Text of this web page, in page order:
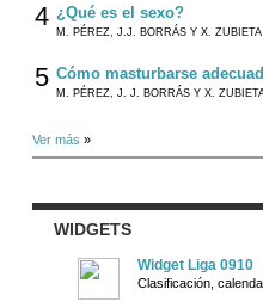
4 ¿Qué es el sexo?
M. PÉREZ, J.J. BORRÁS Y X.
5 Cómo masturbarse
M. PÉREZ, J. J. BORRÁS Y X.
Ver más »
WIDGETS
Widget Liga 0910
Clasificación,